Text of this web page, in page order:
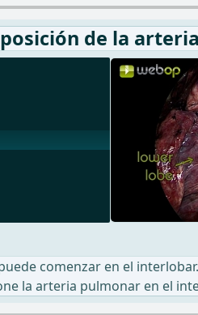
de la
comenzar en el
la arteria pulmonar en el